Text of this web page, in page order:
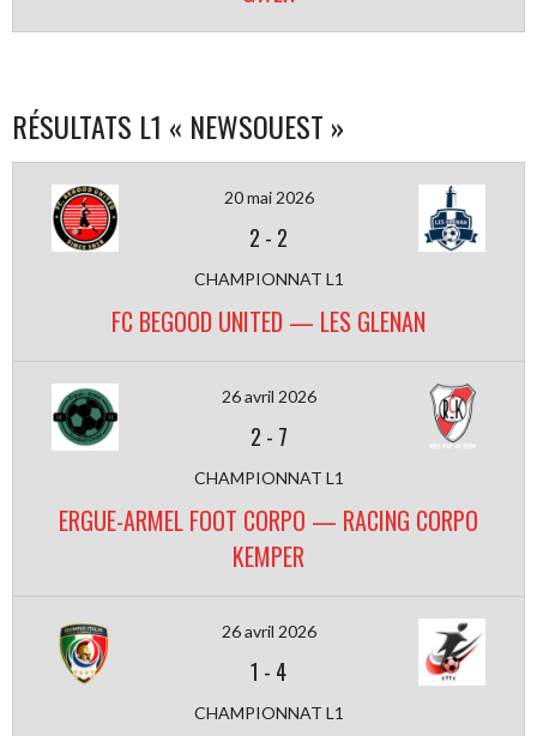
RÉSULTATS L1 « NEWSOUEST »
20 mai 2026
2 - 2
CHAMPIONNAT L1
FC BEGOOD UNITED — LES GLENAN
26 avril 2026
2 - 7
CHAMPIONNAT L1
ERGUE-ARMEL FOOT CORPO — RACING CORPO
KEMPER
26 avril 2026
1 - 4
CHAMPIONNAT L1